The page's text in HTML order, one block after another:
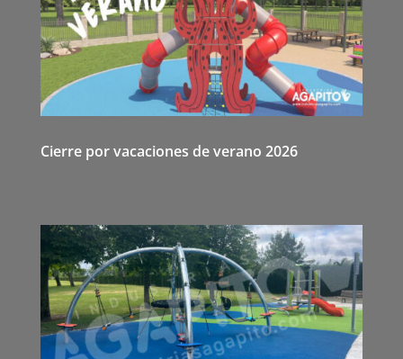
Cierre por vacaciones de verano 2026